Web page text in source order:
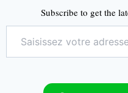
Subscribe to get the